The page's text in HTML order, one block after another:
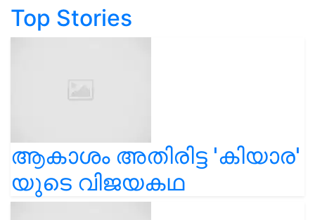
Top Stories
ആകാശം അതിരിട്ട 'കിയാര'
യുടെ വിജയകഥ